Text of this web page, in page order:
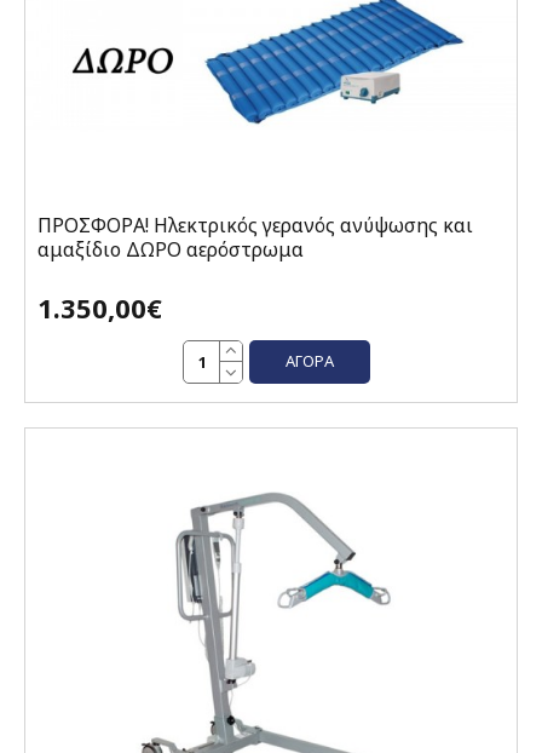
ΠΡΟΣΦΟΡΑ! Ηλεκτρικός γερανός ανύψωσης και
αμαξίδιο ΔΩΡΟ αερόστρωμα
1.350,00€
ΑΓΟΡΆ